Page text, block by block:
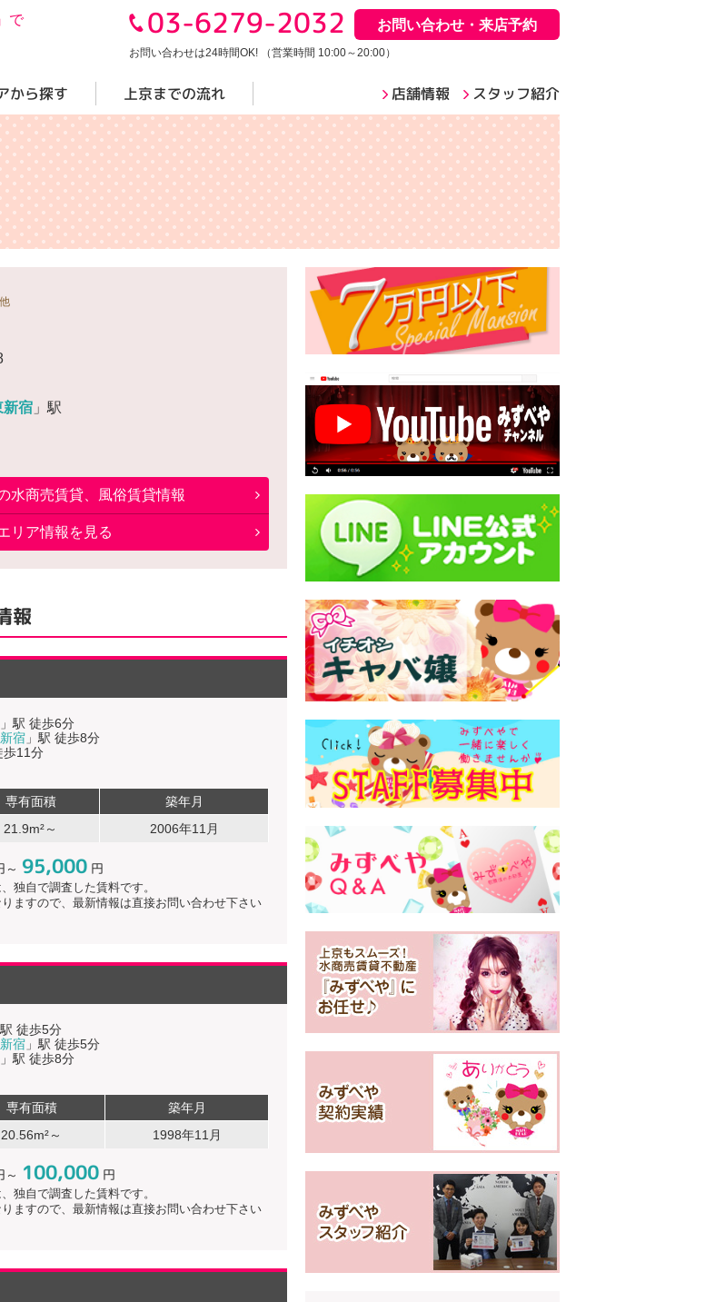
で
03-6279-2032 お問い合わせ・来店予約
お問い合わせは24時間OK! （営業時間 10:00～20:00）
から探す 上京までの流れ 店舗情報 スタッフ紹介
新宿 」駅
水商売賃貸、風俗賃貸情報
リア情報を見る
報
」駅 徒歩6分
宿 」駅 徒歩8分
歩11分
専有面積
築年月
21.9m²～ 2006年11月
～ 95,000 円
独自で調査した賃料です。
ますので、最新情報は直接お問い合わせ下さい
駅 徒歩5分
宿 」駅 徒歩5分
」駅 徒歩8分
専有面積
築年月
20.56m²～ 1998年11月
～ 100,000 円
独自で調査した賃料です。
ますので、最新情報は直接お問い合わせ下さい